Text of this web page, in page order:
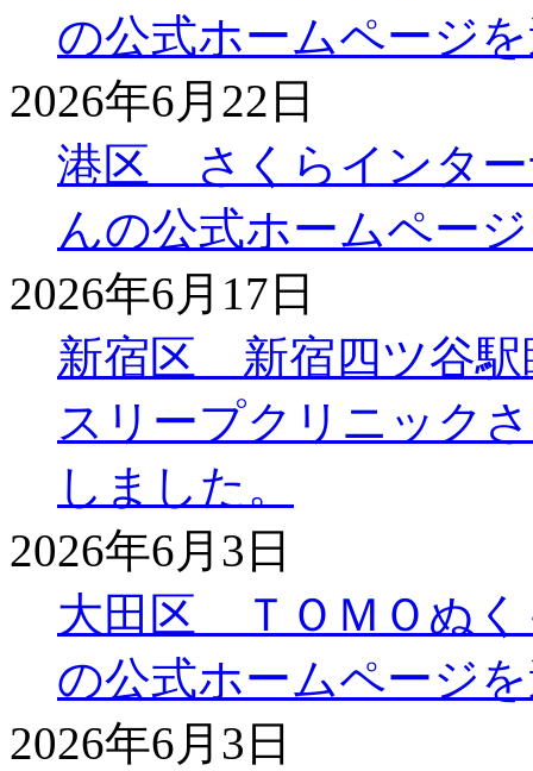
の公式ホームページ
2026年6月22日
港区 さくらインター
んの公式ホームペー
2026年6月17日
新宿区 新宿四ツ谷駅
スリープクリニック
しました。
2026年6月3日
大田区 ＴＯＭＯぬく
の公式ホームページ
2026年6月3日